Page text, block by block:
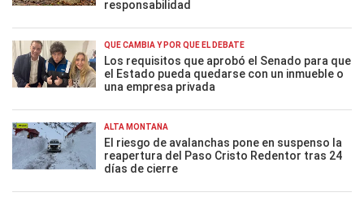
responsabilidad
QUÉ CAMBIA Y POR QUÉ EL DEBATE
Los requisitos que aprobó el Senado para que
el Estado pueda quedarse con un inmueble o
una empresa privada
ALTA MONTAÑA
El riesgo de avalanchas pone en suspenso la
reapertura del Paso Cristo Redentor tras 24
días de cierre